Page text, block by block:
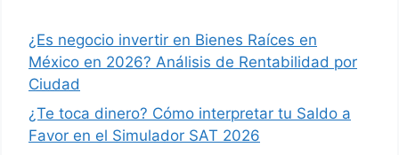
¿Es negocio invertir en Bienes Raíces en
México en 2026? Análisis de Rentabilidad por
Ciudad
¿Te toca dinero? Cómo interpretar tu Saldo a
Favor en el Simulador SAT 2026